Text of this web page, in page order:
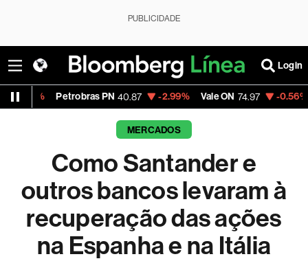
PUBLICIDADE
Login
PN 40.87 -2.99% Vale ON 74.97 -0.56% Itaú PN
MERCADOS
Como Santander e
outros bancos levaram à
recuperação das ações
na Espanha e na Itália